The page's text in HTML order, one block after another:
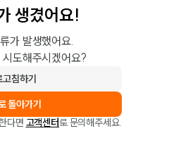
생겼어요!
가 발생했어요.
도해주시겠어요?
고침하기
돌아가기
다면 고객센터로 문의해주세요.